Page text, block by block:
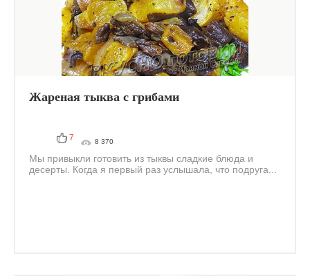
Жареная тыква с грибами
7 8 370
Мы привыкли готовить из тыквы сладкие блюда и
десерты. Когда я первый раз услышала, что подруга...